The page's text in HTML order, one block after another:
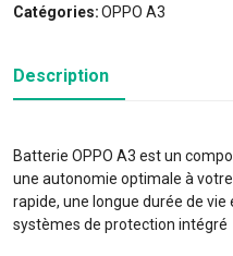
Catégories:OPPO A3
Description
Batterie OPPO A3 est un
une autonomie optimale à
rapide, une longue durée de
systèmes de protection intégré